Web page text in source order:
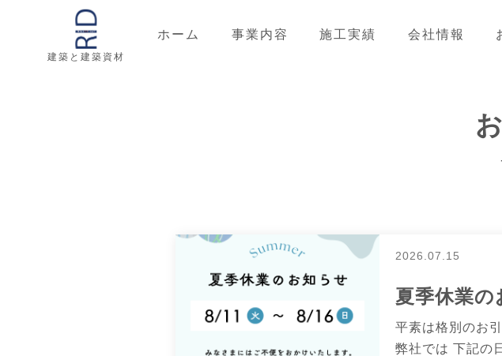
建築と建築資材
ホーム 事業内容 施工実績 会社情報
2026.07.15
夏季休業の
平素は格別のお
弊社では 下記の